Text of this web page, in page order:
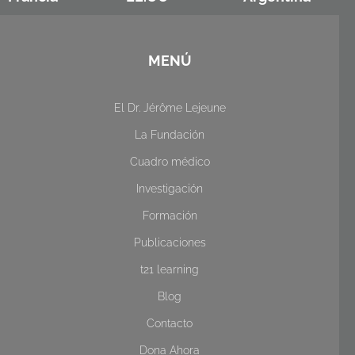
MENÚ
El Dr. Jérôme Lejeune
La Fundación
Cuadro médico
Investigación
Formación
Publicaciones
t21 learning
Blog
Contacto
Dona Ahora